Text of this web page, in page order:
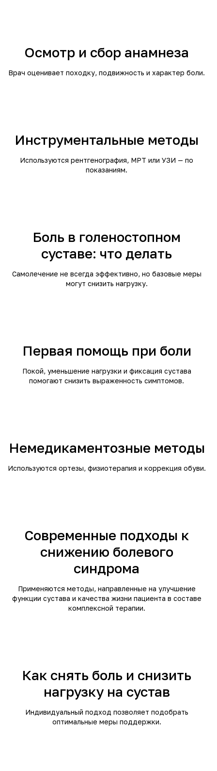
Осмотр и сбор анамнеза
Врач оценивает походку, подвижность и характер боли.
Инструментальные методы
Используются рентгенография, МРТ или УЗИ — по
показаниям.
Боль в голеностопном
суставе: что делать
Самолечение не всегда эффективно, но базовые меры
могут снизить нагрузку.
Первая помощь при боли
Покой, уменьшение нагрузки и фиксация сустава
помогают снизить выраженность симптомов.
Немедикаментозные методы
Используются ортезы, физиотерапия и коррекция обуви.
Современные подходы к
снижению болевого
синдрома
Применяются методы, направленные на улучшение
функции сустава и качества жизни пациента в составе
комплексной терапии.
Как снять боль и снизить
нагрузку на сустав
Индивидуальный подход позволяет подобрать
оптимальные меры поддержки.